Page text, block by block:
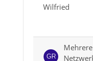
Wilfried